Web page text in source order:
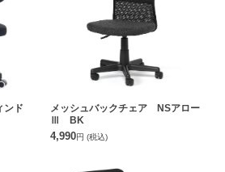
ンド
メッシュバックチェア NSアロー
Ⅲ BK
4,990円 (税込)